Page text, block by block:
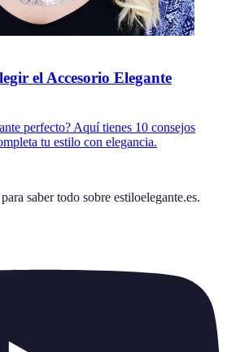
el Accesorio Elegante
perfecto? Aquí tienes 10 consejos
tu estilo con elegancia.
saber todo sobre estiloelegante.es.